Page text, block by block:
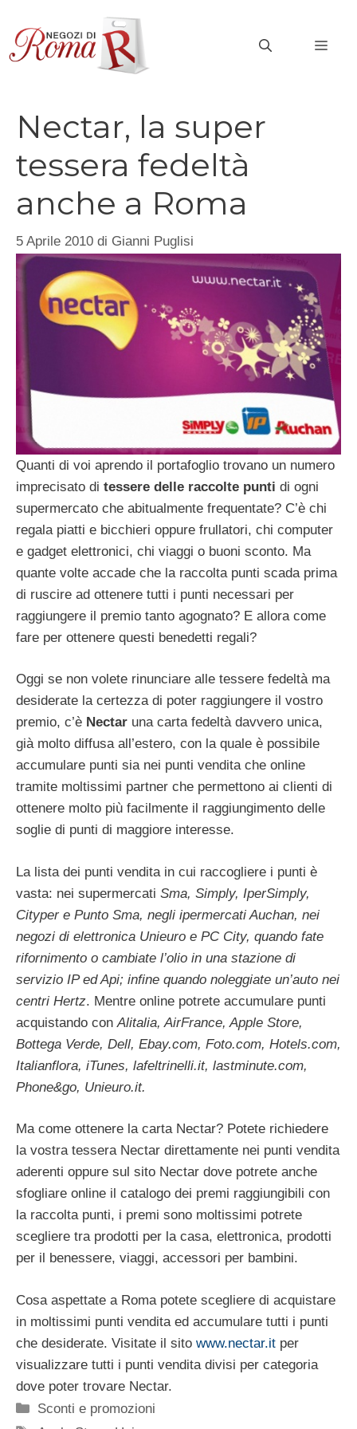
contenuto
Nectar, la super
tessera fedeltà
anche a Roma
5 Aprile 2010 di Gianni Puglisi
Quanti di voi aprendo il portafoglio trovano un numero
imprecisato di tessere delle raccolte punti di ogni
supermercato che abitualmente frequentate? C’è chi
regala piatti e bicchieri oppure frullatori, chi computer
e gadget elettronici, chi viaggi o buoni sconto. Ma
quante volte accade che la raccolta punti scada prima
di ruscire ad ottenere tutti i punti necessari per
raggiungere il premio tanto agognato? E allora come
fare per ottenere questi benedetti regali?
Oggi se non volete rinunciare alle tessere fedeltà ma
desiderate la certezza di poter raggiungere il vostro
premio, c’è Nectar una carta fedeltà davvero unica,
già molto diffusa all’estero, con la quale è possibile
accumulare punti sia nei punti vendita che online
tramite moltissimi partner che permettono ai clienti di
ottenere molto più facilmente il raggiungimento delle
soglie di punti di maggiore interesse.
La lista dei punti vendita in cui raccogliere i punti è
vasta: nei supermercati Sma, Simply, IperSimply,
Cityper e Punto Sma, negli ipermercati Auchan, nei
negozi di elettronica Unieuro e PC City, quando fate
rifornimento o cambiate l’olio in una stazione di
servizio IP ed Api; infine quando noleggiate un’auto nei
centri Hertz. Mentre online potrete accumulare punti
acquistando conAlitalia, AirFrance, Apple Store,
Bottega Verde, Dell, Ebay.com, Foto.com, Hotels.com,
Italianflora, iTunes, lafeltrinelli.it, lastminute.com,
Phone&go, Unieuro.it.
Ma come ottenere la carta Nectar? Potete richiedere
la vostra tessera Nectar direttamente nei punti vendita
aderenti oppure sul sito Nectar dove potrete anche
sfogliare online il catalogo dei premi raggiungibili con
la raccolta punti, i premi sono moltissimi potrete
scegliere tra prodotti per la casa, elettronica, prodotti
per il benessere, viaggi, accessori per bambini.
Cosa aspettate a Roma potete scegliere di acquistare
in moltissimi punti vendita ed accumulare tutti i punti
che desiderate. Visitate il sito www.nectar.it per
visualizzare tutti i punti vendita divisi per categoria
dove poter trovare Nectar.
Categorie
Sconti e promozioni